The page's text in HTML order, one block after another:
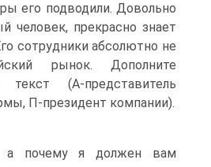
его подводили. Довольно
человек, прекрасно знает
сотрудники абсолютно не
рынок. Дополните
текст (А-представитель
П-президент компании).
а почему я должен вам